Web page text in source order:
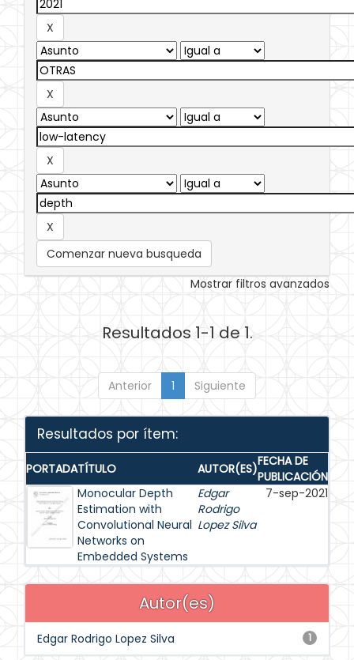
Comenzar nueva busqueda
Mostrar filtros avanzados
Resultados 1-1 de 1.
Anterior 1 Siguiente
Resultados por ítem:
PORTADATÍTULO AUTOR(ES)FECHA DE
PUBLICACIÓN
Monocular Depth
Estimation with
Convolutional Neural
Networks on
Embedded Systems
Edgar
Rodrigo
Lopez Silva
7-sep-2021
Autor(es)
1
Edgar Rodrigo Lopez Silva